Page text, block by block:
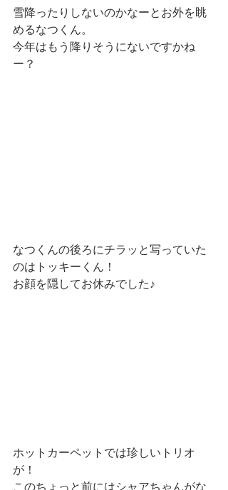
雪降ったりしないのかなーとお外を眺
めるなつくん。
今年はもう降りそうにないですかね
ー？
なつくんの後ろにチラッと写っていた
のはトッキーくん！
お顔を隠してお休みでした♪
ホットカーペットでは珍しいトリオ
が！